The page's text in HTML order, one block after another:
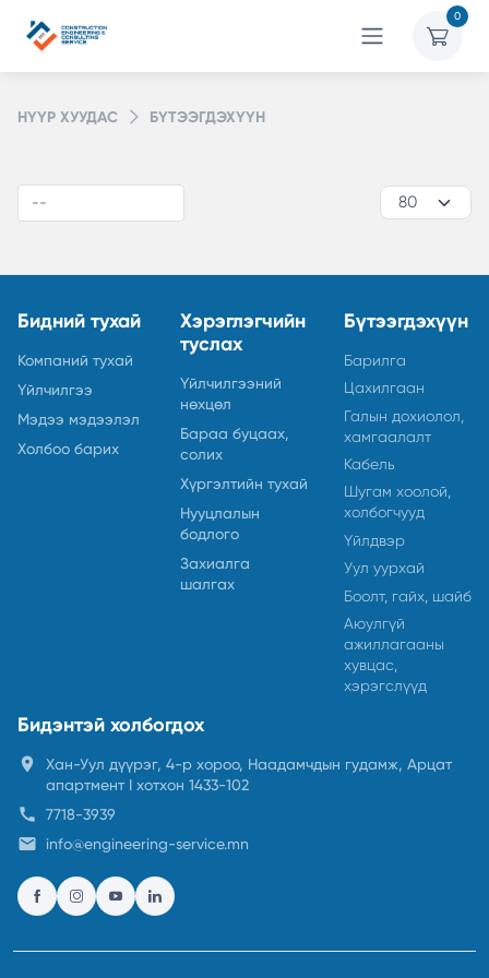
0
НҮҮР ХУУДАС БҮТЭЭГДЭХҮҮН
Бидний тухай
Компаний тухай
Үйлчилгээ
Мэдээ мэдээлэл
Холбоо барих
Хэрэглэгчийн
туслах
Үйлчилгээний
нөхцөл
Бараа буцаах,
солих
Хүргэлтийн тухай
Нууцлалын
бодлого
Захиалга
шалгах
Бүтээгдэхүүн
Барилга
Цахилгаан
Галын дохиолол,
хамгаалалт
Кабель
Шугам хоолой,
холбогчууд
Үйлдвэр
Уул уурхай
Боолт, гайх, шайб
Аюулгүй
ажиллагааны
хувцас,
хэрэгслүүд
Бидэнтэй холбогдох
location_on
Хан-Уул дүүрэг, 4-р хороо, Наадамчдын гудамж, Арцат
апартмент I хотхон 1433-102
call 7718-3939
email info@engineering-service.mn